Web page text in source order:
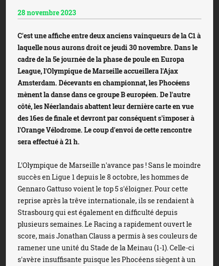
28 novembre 2023
C'est une affiche entre deux anciens vainqueurs de la C1 à
laquelle nous aurons droit ce jeudi 30 novembre. Dans le
cadre de la 5e journée de la phase de poule en Europa
League, l'Olympique de Marseille accueillera l'Ajax
Amsterdam. Décevants en championnat, les Phocéens
mènent la danse dans ce groupe B européen. De l'autre
côté, les Néerlandais abattent leur dernière carte en vue
des 16es de finale et devront par conséquent s'imposer à
l'Orange Vélodrome. Le coup d'envoi de cette rencontre
sera effectué à 21 h.
L'Olympique de Marseille n'avance pas ! Sans le moindre
succès en Ligue 1 depuis le 8 octobre, les hommes de
Gennaro Gattuso voient le top 5 s'éloigner. Pour cette
reprise après la trêve internationale, ils se rendaient à
Strasbourg qui est également en difficulté depuis
plusieurs semaines. Le Racing a rapidement ouvert le
score, mais Jonathan Clauss a permis à ses couleurs de
ramener une unité du Stade de la Meinau (1-1). Celle-ci
s'avère insuffisante puisque les Phocéens siègent à un